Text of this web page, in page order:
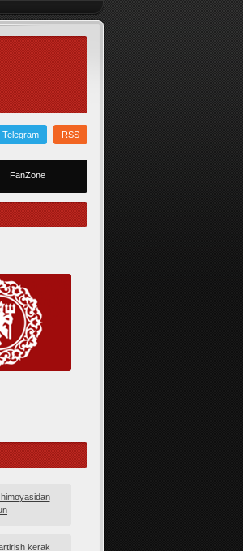
Telegram RSS
FanZone
kerak